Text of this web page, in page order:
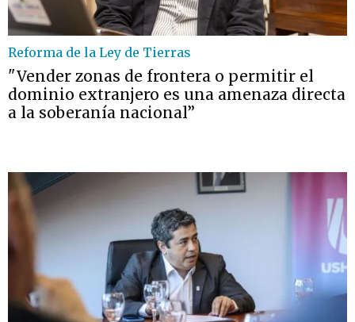
Reforma de la Ley de Tierras
"Vender zonas de frontera o permitir el
dominio extranjero es una amenaza directa
a la soberanía nacional”